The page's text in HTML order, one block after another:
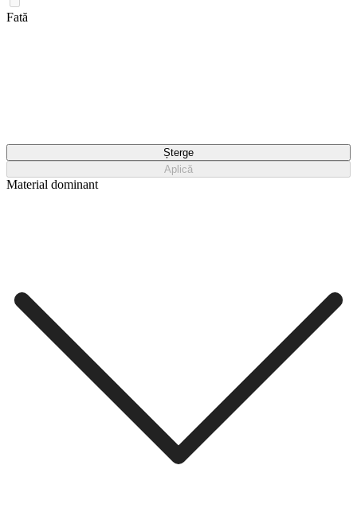
Fată
Șterge
Aplică
Material dominant